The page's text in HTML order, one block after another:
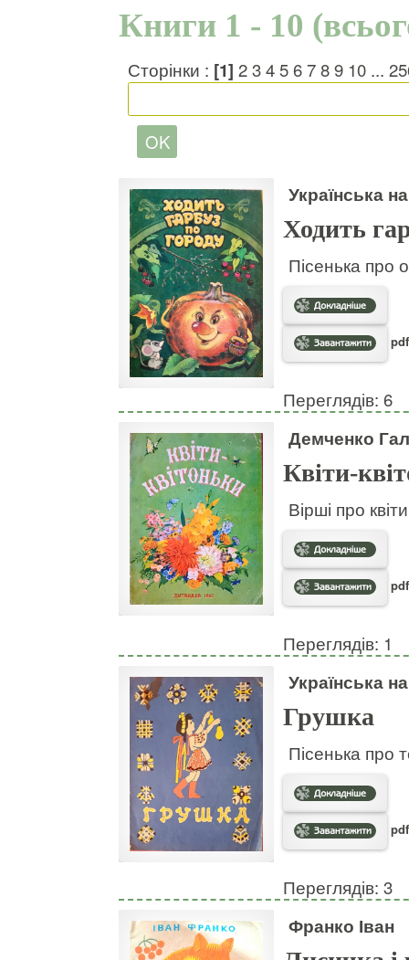
Книги 1 - 10
Сторінки : [1] 23456789 10 ...
Українська
Ходить
Пісенька про
Переглядів: 6
Демченко
Квіти-
Вірші про
Переглядів: 1
Українська
Грушка
Пісенька про
Переглядів: 3
Франко Іван